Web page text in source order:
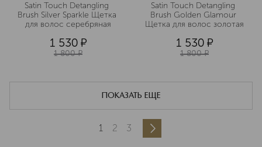
Satin Touch Detangling
Brush Silver Sparkle Щетка
для волос серебряная
1 530 ¤
1 800 ¤
Satin Touch Detangling
Brush Golden Glamour
Щетка для волос золотая
1 530 ¤
1 800 ¤
ПОКАЗАТЬ ЕЩЕ
1 2 3